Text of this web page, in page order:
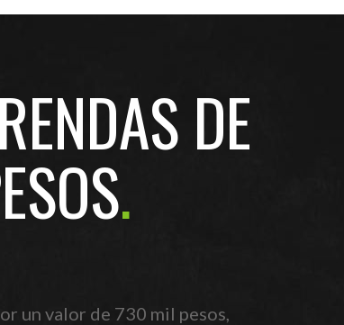
DE
un valor de 730 mil pesos,